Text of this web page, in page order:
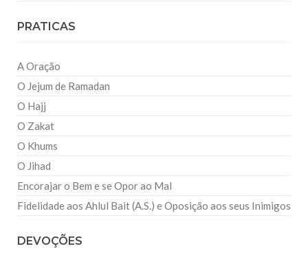
PRATICAS
A Oração
O Jejum de Ramadan
O Hajj
O Zakat
O Khums
O Jihad
Encorajar o Bem e se Opor ao Mal
Fidelidade aos Ahlul Bait (A.S.) e Oposição aos seus Inimigos
DEVOÇÕES